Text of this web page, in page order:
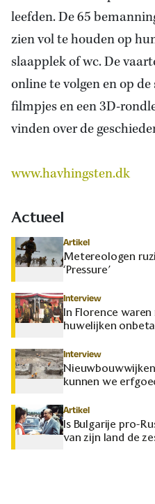
leefden. De 65
zien vol te houden op
slaapplek of wc. De
online te volgen en op de
filmpjesen een 3D-
vinden overde
www.havhingsten.dk
Actueel
Artikel
Metereologen
‘Pressure’
Interview
In Florence
huwelijken
Interview
kunnen we
Artikel
Is Bulgarije pro-
van zijn land de